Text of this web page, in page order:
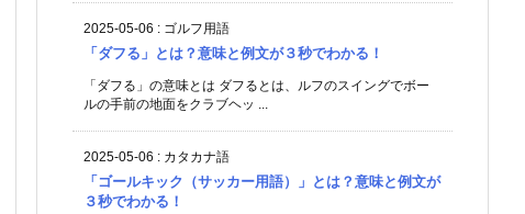
2025-05-06 : ゴルフ用語
「ダフる」とは？意味と例文が３秒でわかる！
「ダフる」の意味とは ダフるとは、ルフのスイングでボー
ルの手前の地面をクラブヘッ ...
2025-05-06 : カタカナ語
「ゴールキック（サッカー用語）」とは？意味と例文が
３秒でわかる！